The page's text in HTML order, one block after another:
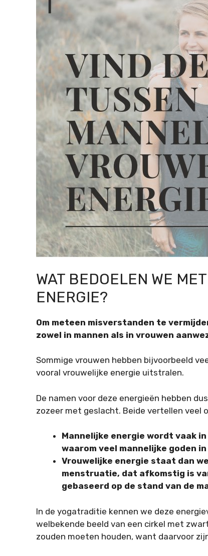
WAT BEDOELEN WE
ENERGIE?
Om meteen misverstanden te
zowel in mannen als in vrouwen
Sommige vrouwen hebben bijvoorbeeld
vooral vrouwelijke energie uitstralen.
De namen voor deze energieën hebben
zozeer met geslacht. Beide vertellen veel
Mannelijke energie wordt vaak
waarom veel mannelijke goden
Vrouwelijke energie staat dan
menstruatie, dat afkomstig is
gebaseerd op de stand van de
In de yogatraditie kennen we deze
welbekende beeld van een cirkel met
zouden moeten houden, want daarvoor